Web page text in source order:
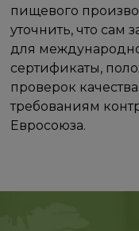
пищевого
уточнить, что сам
для
сертификаты,
проверок
требованиям
Евросоюза.